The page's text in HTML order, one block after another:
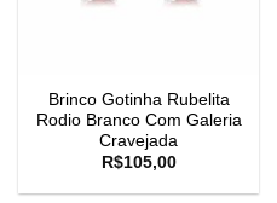
Brinco Gotinha Rubelita
Rodio Branco Com Galeria
Cravejada
R$105,00